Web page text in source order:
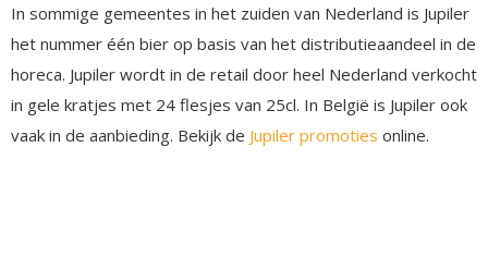
In sommige gemeentes in het zuiden van Nederland is Jupiler
het nummer één bier op basis van het distributieaandeel in de
horeca. Jupiler wordt in de retail door heel Nederland verkocht
in gele kratjes met 24 flesjes van 25cl. In België is Jupiler ook
vaak in de aanbieding. Bekijk de Jupiler promoties online.